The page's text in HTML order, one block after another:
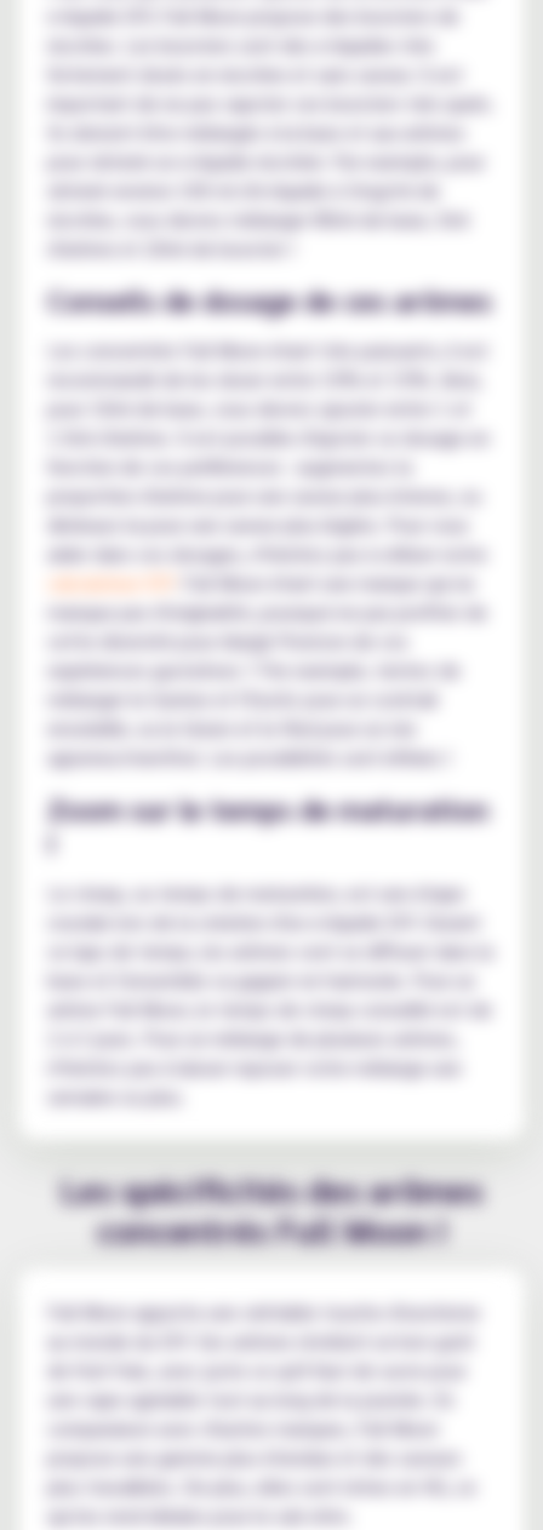
e-liquide DIY, Full Moon propose des boosters de
nicotine. Les boosters sont des e-liquides très
important de ne pas vapoter ces boosters tels quels.
obtenir environ 100 ml d'e-liquide à 3mg/ml de
Conseils de dosage de ces arômes
Les concentrés Full Moon étant très puissants, il est
1.5ml d'arôme. Il est possible d'ajuster ce dosage en
fonction de vos préférences : augmentez la
proportion d'arôme pour une saveur plus intense, ou
diminuez-la pour une saveur plus légère. Pour vous
aider dans vos dosages, n'hésitez pas à utiliser notre
manque pas d'originalité, pourquoi ne pas profiter de
cette diversité pour élargir l'horizon de vos
expériences gustatives ? Par exemple, tentez de
mélanger le Sunrise et l'Exotic pour un cocktail
agrumes/menthol. Les possibilités sont infinies !
Zoom sur le temps de maturation
Le steep, ou temps de maturation, est une étape
cruciale lors de la création d'un e-liquide DIY. Durant
base et l'ensemble va gagner en harmonie. Pour un
arôme Full Moon, le temps de steep conseillé est de
2 à 3 jours. Pour un mélange de plusieurs arômes,
n'hésitez pas à laisser reposer votre mélange une
Les spécificités des arômes
concentrés Full Moon !
Full Moon apporte une véritable touche d'exotisme
une vape agréable tout au long de la journée. En
comparaison avec d'autres marques, Full Moon
propose une gamme plus étendue et des saveurs
qui les rend idéales pour le sub-ohm.